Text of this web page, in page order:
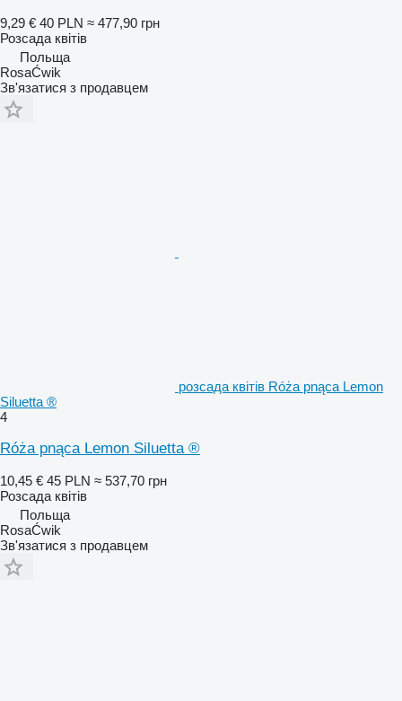
9,29 € 40 PLN ≈ 477,90 грн
Розсада квітів
Польща
RosaĆwik
Зв'язатися з продавцем
розсада квітів Róża pnąca Lemon
Siluetta ®
4
Róża pnąca Lemon Siluetta ®
10,45 € 45 PLN ≈ 537,70 грн
Розсада квітів
Польща
RosaĆwik
Зв'язатися з продавцем